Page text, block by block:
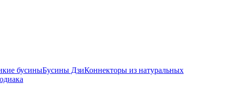
бусиныБусины ДзиКоннекторы из натуральных